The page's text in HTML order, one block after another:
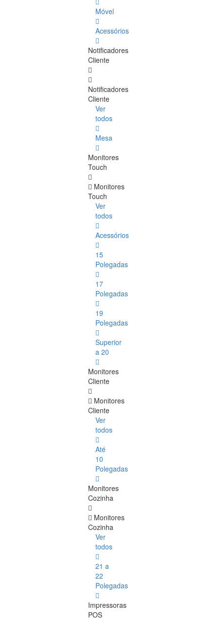
Móvel
Acessórios
Notificadores
Cliente
Notificadores
Cliente
Ver
todos
Mesa
Monitores
Touch
Monitores
Touch
Ver
todos
Acessórios
15
Polegadas
17
Polegadas
19
Polegadas
Superior
a 20
Monitores
Cliente
Monitores
Cliente
Ver
todos
Até
10
Polegadas
Monitores
Cozinha
Monitores
Cozinha
Ver
todos
21 a
22
Polegadas
Impressoras
POS